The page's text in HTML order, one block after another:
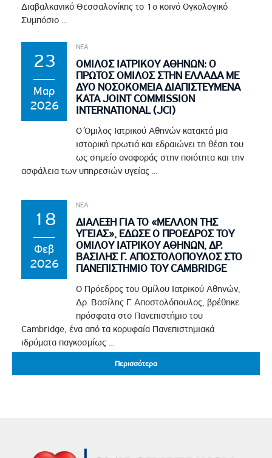
Περισσότερα
Περισσότερα
Διαβαλκανικό Θεσσαλονίκης το 1ο κοινό Ογκολογικό
Συμπόσιο ...
23
Μαρ
2026
ΝΕΑ
ΟΜΙΛΟΣ ΙΑΤΡΙΚΟΥ ΑΘΗΝΩΝ: Ο
ΠΡΩΤΟΣ ΟΜΙΛΟΣ ΣΤΗΝ ΕΛΛΑΔΑ ΜΕ
ΔΥΟ ΝΟΣΟΚΟΜΕΙΑ ΔΙΑΠΙΣΤΕΥΜΕΝΑ
ΚΑΤΑ JOINT COMMISSION
INTERNATIONAL (JCI)
Ο Όμιλος Ιατρικού Αθηνών κατακτά μια
ιστορική πρωτιά και εδραιώνει τη θέση του
ως σημείο αναφοράς στην ποιότητα και την
ασφάλεια των υπηρεσιών υγείας ...
18
Φεβ
2026
ΝΕΑ
ΔΙΑΛΕΞΗ ΓΙΑ ΤΟ «ΜΕΛΛΟΝ ΤΗΣ
ΥΓΕΙΑΣ», ΕΔΩΣΕ Ο ΠΡΟΕΔΡΟΣ ΤΟΥ
ΟΜΙΛΟΥ ΙΑΤΡΙΚΟΥ ΑΘΗΝΩΝ, ΔΡ.
ΒΑΣΙΛΗΣ Γ. ΑΠΟΣΤΟΛΟΠΟΥΛΟΣ ΣΤΟ
ΠΑΝΕΠΙΣΤΗΜΙΟ ΤΟΥ CAMBRIDGE
Ο Πρόεδρος του Ομίλου Ιατρικού Αθηνών,
Δρ. Βασίλης Γ. Αποστολόπουλος, βρέθηκε
πρόσφατα στο Πανεπιστήμιο του
Cambridge, ένα από τα κορυφαία Πανεπιστημιακά
ιδρύματα παγκοσμίως ...